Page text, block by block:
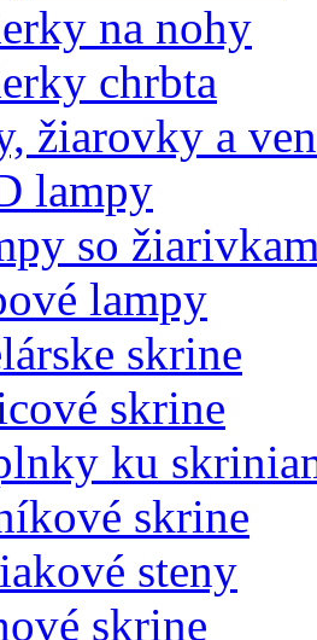
na nohy
chrbta
žiarovky a
lampy
so
lampy
skrine
skrine
ku
skrine
steny
skrine